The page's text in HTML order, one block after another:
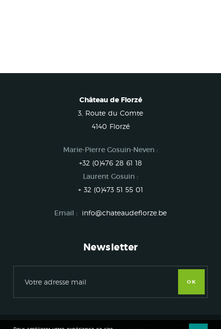
Château de Florzé
3, Route du Comte
4140 Florzé
Marie-Pierre Gosuin-Neven :
+32 (0)476 28 61 18
Laurent Gosuin :
+ 32 (0)473 51 55 01
Email : info@chateaudeflorze.be
Newsletter
OK